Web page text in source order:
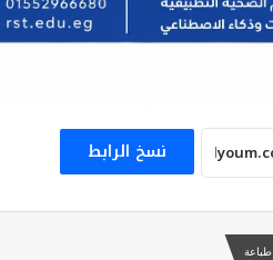
نسخ الرابط
طباعة
تعرف على
الجمعة
تعرف على
الخميس 23 يوليو 2026
تعرف على